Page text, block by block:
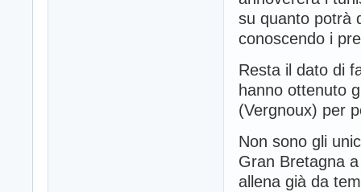
su quanto potrà
conoscendo i
Resta il dato di
hanno ottenuto
(Vergnoux) per
Non sono gli
Gran Bretagna
allena già da